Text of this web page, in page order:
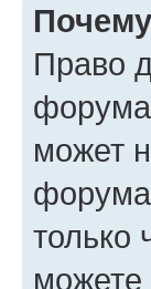
Право
может
только
можете